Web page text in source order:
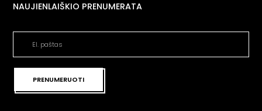
NAUJIENLAIŠKIO PRENUMERATA
PRENUMERUOTI